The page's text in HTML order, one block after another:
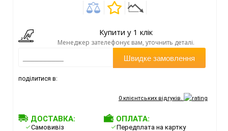
Купити у 1 клік
Менеджер зателефонує вам, уточнить деталі.
Швидке замовлення
поділитися в:
0клієнтських відгуків.
ДОСТАВКА:
Самовивіз
ОПЛАТА:
Передплата на картку